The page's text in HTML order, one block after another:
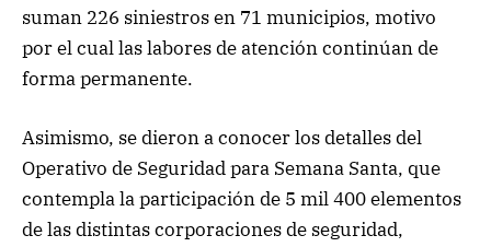
suman 226 siniestros en 71 municipios, motivo
por el cual las labores de atención continúan de
forma permanente.
Asimismo, se dieron a conocer los detalles del
Operativo de Seguridad para Semana Santa, que
contempla la participación de 5 mil 400 elementos
de las distintas corporaciones de seguridad,